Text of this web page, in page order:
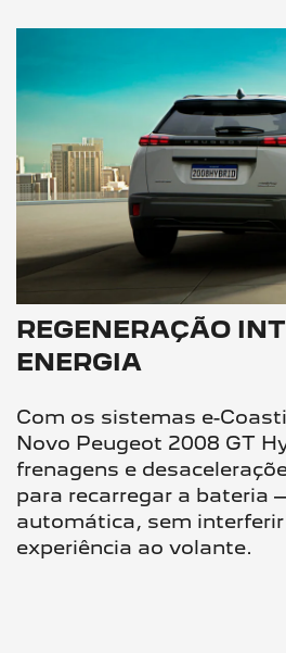
REGENERAÇÃO
ENERGIA
Com os sistemas e-
Novo Peugeot 2008 GT
frenagens e
para recarregar a bateria
automática, sem
experiência ao volante.